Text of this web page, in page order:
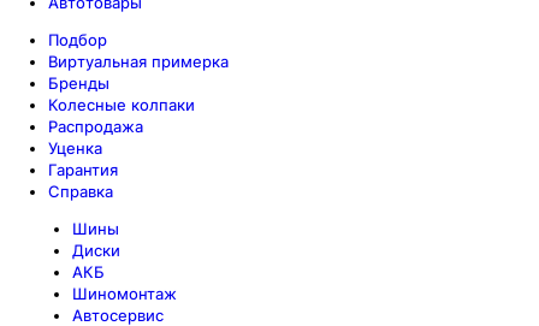
Подбор
Виртуальная примерка
Бренды
Колесные колпаки
Распродажа
Уценка
Гарантия
Справка
Шины
Диски
АКБ
Шиномонтаж
Автосервис